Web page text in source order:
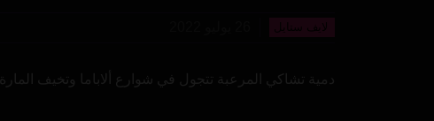
لايف ستايل
دمية تشاكي المرعبة تتجول في شوارع ألاباما وتخيف المارة